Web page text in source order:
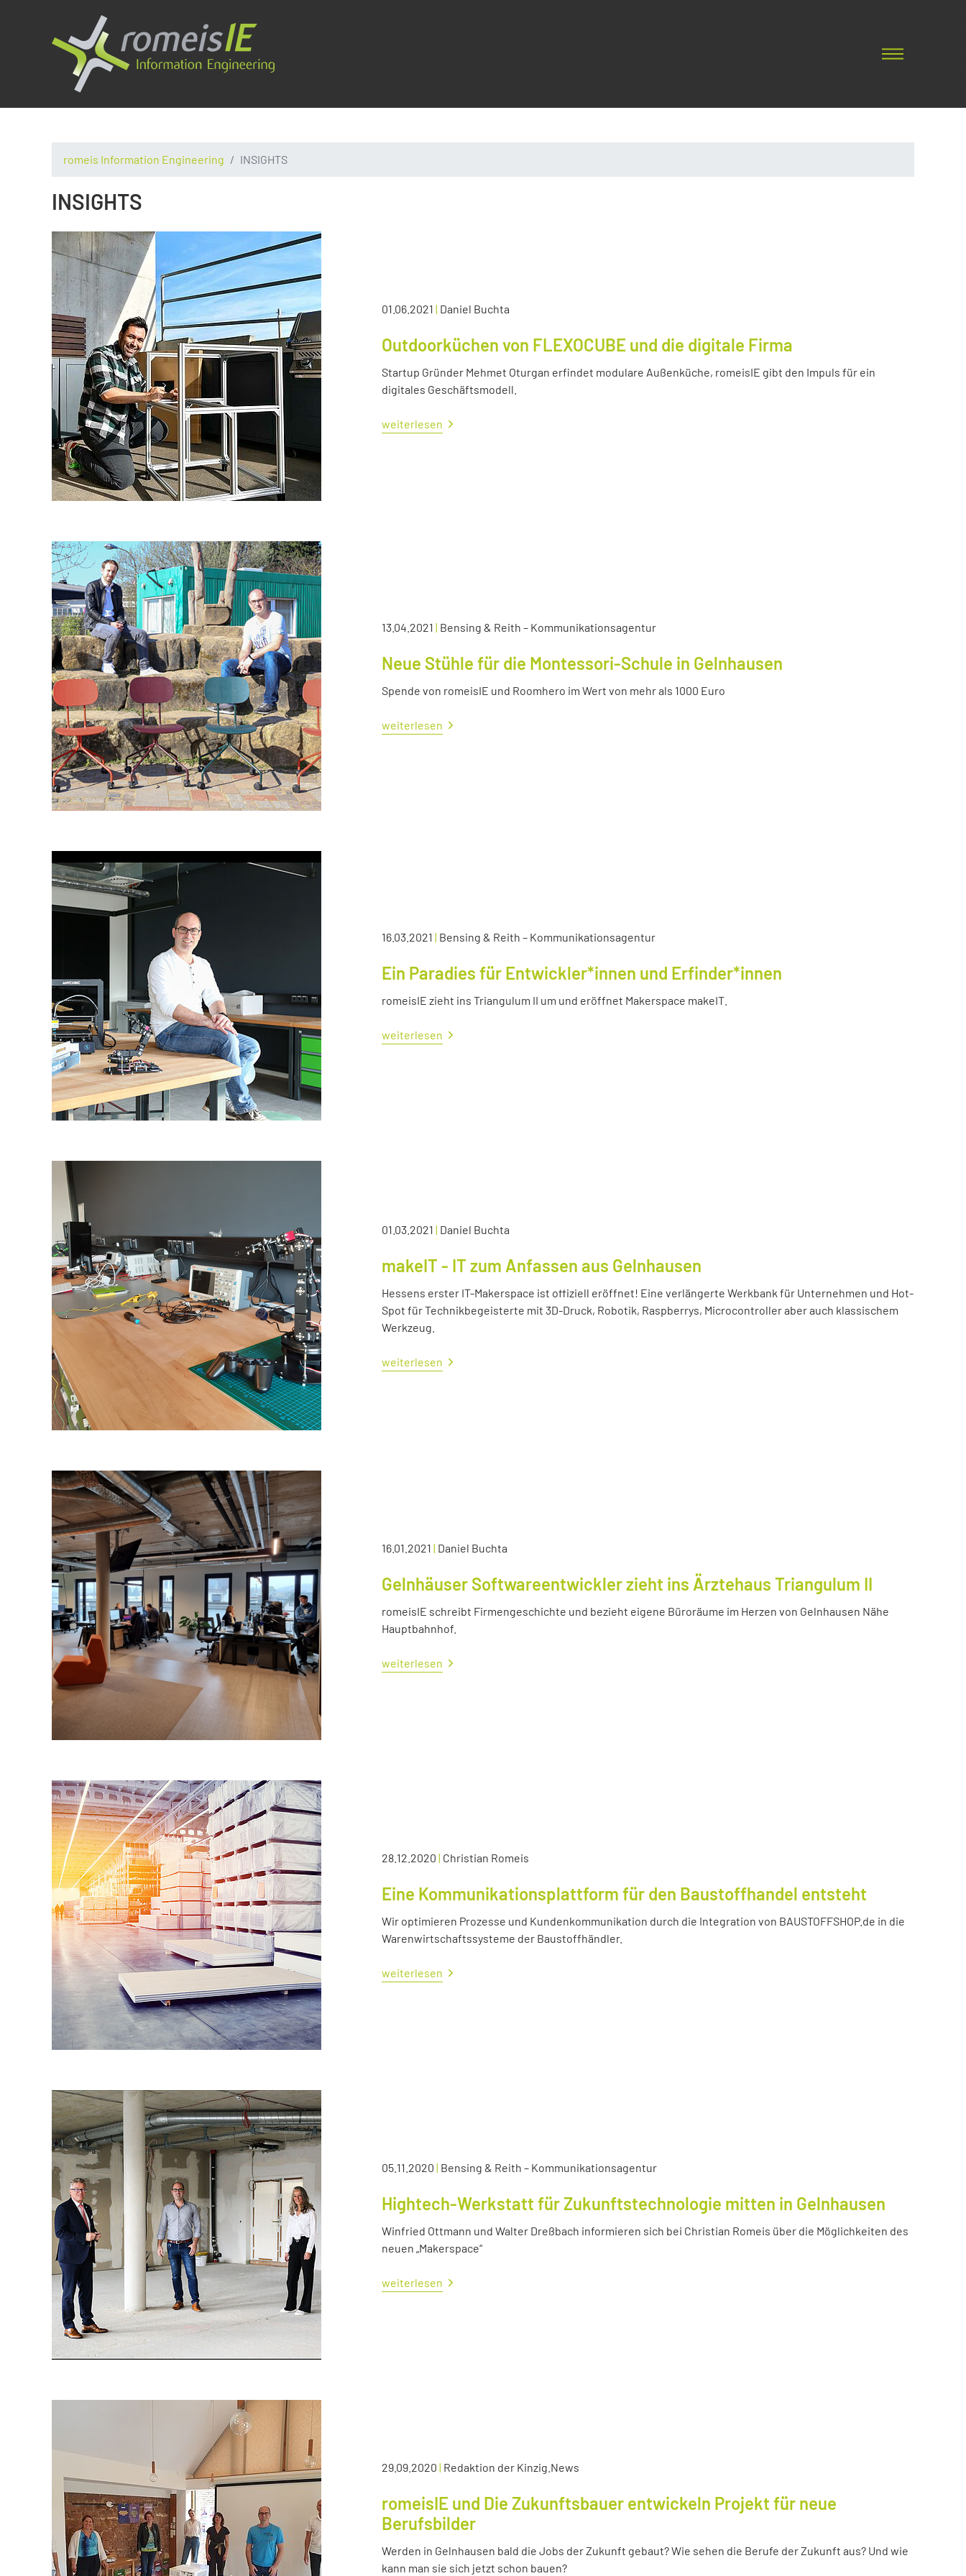
romeis Information Engineering INSIGHTS
INSIGHTS
01.06.2021 | Daniel Buchta
Outdoorküchen von FLEXOCUBE und die digitale Firma
Startup Gründer Mehmet Oturgan erfindet modulare Außenküche, romeisIE gibt den Impuls für ein
digitales Geschäftsmodell.
weiterlesen
13.04.2021 | Bensing & Reith – Kommunikationsagentur
Neue Stühle für die Montessori-Schule in Gelnhausen
Spende von romeisIE und Roomhero im Wert von mehr als 1000 Euro
weiterlesen
16.03.2021 | Bensing & Reith – Kommunikationsagentur
Ein Paradies für Entwickler*innen und Erfinder*innen
romeisIE zieht ins Triangulum II um und eröffnet Makerspace makeIT.
weiterlesen
01.03.2021 | Daniel Buchta
makeIT - IT zum Anfassen aus Gelnhausen
Hessens erster IT-Makerspace ist offiziell eröffnet! Eine verlängerte Werkbank für Unternehmen und Hot-
Spot für Technikbegeisterte mit 3D-Druck, Robotik, Raspberrys, Microcontroller aber auch klassischem
Werkzeug.
weiterlesen
16.01.2021 | Daniel Buchta
Gelnhäuser Softwareentwickler zieht ins Ärztehaus Triangulum II
romeisIE schreibt Firmengeschichte und bezieht eigene Büroräume im Herzen von Gelnhausen Nähe
Hauptbahnhof.
weiterlesen
28.12.2020 | Christian Romeis
Eine Kommunikationsplattform für den Baustoffhandel entsteht
Wir optimieren Prozesse und Kundenkommunikation durch die Integration von BAUSTOFFSHOP.de in die
Warenwirtschaftssysteme der Baustoffhändler.
weiterlesen
05.11.2020 | Bensing & Reith – Kommunikationsagentur
Hightech-Werkstatt für Zukunftstechnologie mitten in Gelnhausen
Winfried Ottmann und Walter Dreßbach informieren sich bei Christian Romeis über die Möglichkeiten des
neuen „Makerspace“
weiterlesen
29.09.2020 | Redaktion der Kinzig.News
romeisIE und Die Zukunftsbauer entwickeln Projekt für neue
Berufsbilder
Werden in Gelnhausen bald die Jobs der Zukunft gebaut? Wie sehen die Berufe der Zukunft aus? Und wie
kann man sie sich jetzt schon bauen?